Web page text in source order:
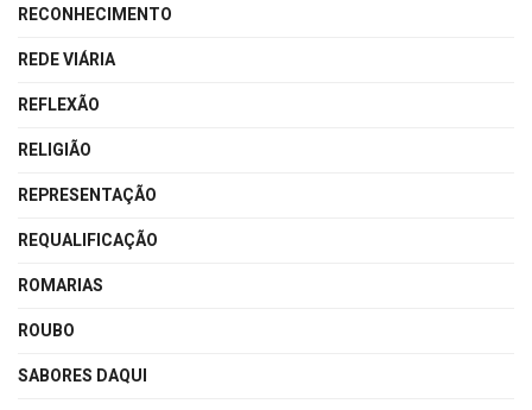
RECONHECIMENTO
REDE VIÁRIA
REFLEXÃO
RELIGIÃO
REPRESENTAÇÃO
REQUALIFICAÇÃO
ROMARIAS
ROUBO
SABORES DAQUI